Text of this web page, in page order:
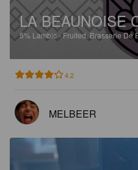
LA BEAUNOISE
5% Lambic - Fruited. Brasserie De
4.2
MELBEER